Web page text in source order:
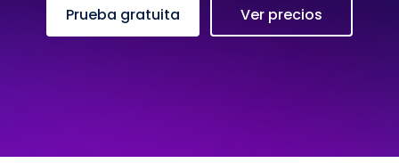
Prueba gratuita Ver precios